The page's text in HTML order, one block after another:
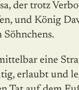
der trotz
und König
eine
erlaubt und